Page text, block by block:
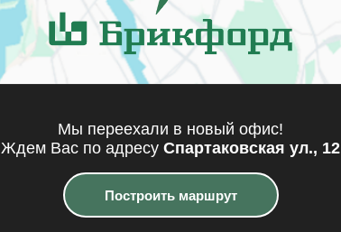
KLB25CH
Мы переехали в новый офис!
Ждем Вас по адресу Спартаковская ул., 12
Построить маршрут